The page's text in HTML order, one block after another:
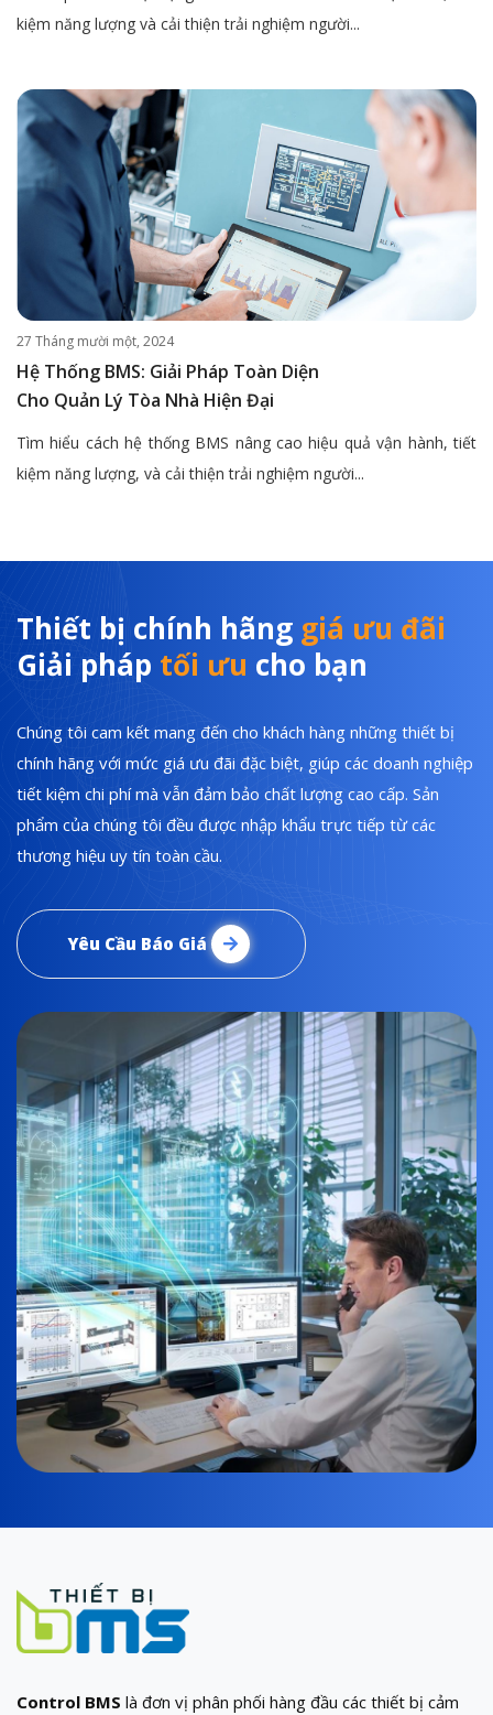
kiệm năng lượng và cải thiện trải nghiệm người...
27 Tháng mười một, 2024
Hệ Thống BMS: Giải Pháp Toàn Diện
Cho Quản Lý Tòa Nhà Hiện Đại
Tìm hiểu cách hệ thống BMS nâng cao hiệu quả vận hành, tiết
kiệm năng lượng, và cải thiện trải nghiệm người...
Thiết bị chính hãng giá ưu đãi
Giải pháp tối ưu cho bạn
Chúng tôi cam kết mang đến cho khách hàng những thiết bị
chính hãng với mức giá ưu đãi đặc biệt, giúp các doanh nghiệp
tiết kiệm chi phí mà vẫn đảm bảo chất lượng cao cấp. Sản
phẩm của chúng tôi đều được nhập khẩu trực tiếp từ các
thương hiệu uy tín toàn cầu.
Yêu Cầu Báo Giá
Control BMS là đơn vị phân phối hàng đầu các thiết bị cảm